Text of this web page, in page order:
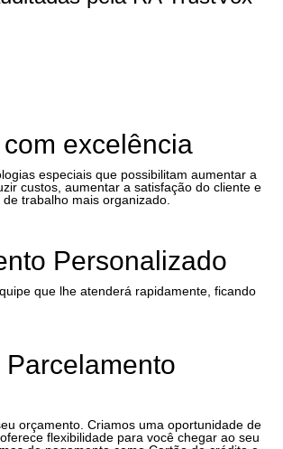
excelência
especiais que possibilitam aumentar a
custos, aumentar a satisfação do cliente e
trabalho mais organizado.
Personalizado
que lhe atenderá rapidamente, ficando
Parcelamento
orçamento. Criamos uma oportunidade de
flexibilidade para você chegar ao seu